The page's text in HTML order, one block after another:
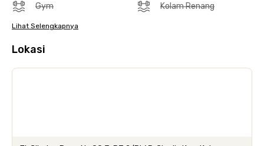
Gym Kolam Renang
Lihat Selengkapnya
Lokasi